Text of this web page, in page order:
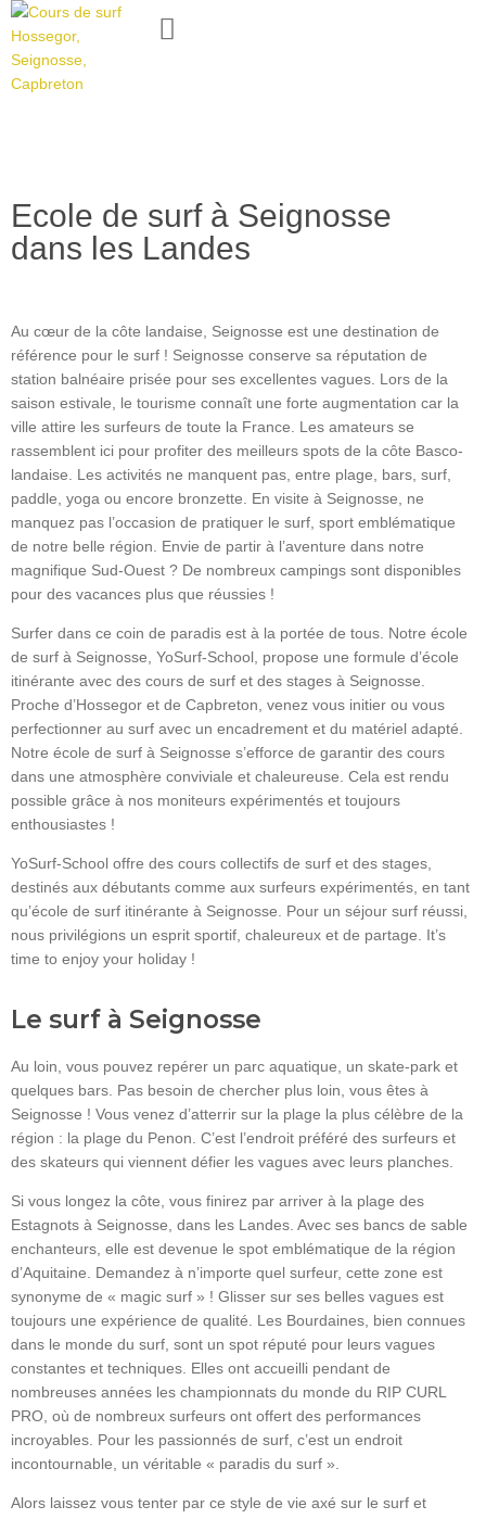
Ecole de surf à Seignosse
dans les Landes
Au cœur de la côte landaise, Seignosse est une destination de
référence pour le surf ! Seignosse conserve sa réputation de
station balnéaire prisée pour ses excellentes vagues. Lors de la
saison estivale, le tourisme connaît une forte augmentation car la
ville attire les surfeurs de toute la France. Les amateurs se
rassemblent ici pour profiter des meilleurs spots de la côte Basco-
landaise. Les activités ne manquent pas, entre plage, bars, surf,
paddle, yoga ou encore bronzette. En visite à Seignosse, ne
manquez pas l’occasion de pratiquer le surf, sport emblématique
de notre belle région. Envie de partir à l’aventure dans notre
magnifique Sud-Ouest ? De nombreux campings sont disponibles
pour des vacances plus que réussies !
Surfer dans ce coin de paradis est à la portée de tous. Notre école
de surf à Seignosse, YoSurf-School, propose une formule d’école
itinérante avec des cours de surf et des stages à Seignosse.
Proche d’Hossegor et de Capbreton, venez vous initier ou vous
perfectionner au surf avec un encadrement et du matériel adapté.
Notre école de surf à Seignosse s’efforce de garantir des cours
dans une atmosphère conviviale et chaleureuse. Cela est rendu
possible grâce à nos moniteurs expérimentés et toujours
enthousiastes !
YoSurf-School offre des cours collectifs de surf et des stages,
destinés aux débutants comme aux surfeurs expérimentés, en tant
qu’école de surf itinérante à Seignosse. Pour un séjour surf réussi,
nous privilégions un esprit sportif, chaleureux et de partage. It’s
time to enjoy your holiday !
Le surf à Seignosse
Au loin, vous pouvez repérer un parc aquatique, un skate-park et
quelques bars. Pas besoin de chercher plus loin, vous êtes à
Seignosse ! Vous venez d’atterrir sur la plage la plus célèbre de la
région : la plage du Penon. C’est l’endroit préféré des surfeurs et
des skateurs qui viennent défier les vagues avec leurs planches.
Si vous longez la côte, vous finirez par arriver à la plage des
Estagnots à Seignosse, dans les Landes. Avec ses bancs de sable
enchanteurs, elle est devenue le spot emblématique de la région
d’Aquitaine. Demandez à n’importe quel surfeur, cette zone est
synonyme de « magic surf » ! Glisser sur ses belles vagues est
toujours une expérience de qualité. Les Bourdaines, bien connues
dans le monde du surf, sont un spot réputé pour leurs vagues
constantes et techniques. Elles ont accueilli pendant de
nombreuses années les championnats du monde du RIP CURL
PRO, où de nombreux surfeurs ont offert des performances
incroyables. Pour les passionnés de surf, c’est un endroit
incontournable, un véritable « paradis du surf ».
Alors laissez vous tenter par ce style de vie axé sur le surf et